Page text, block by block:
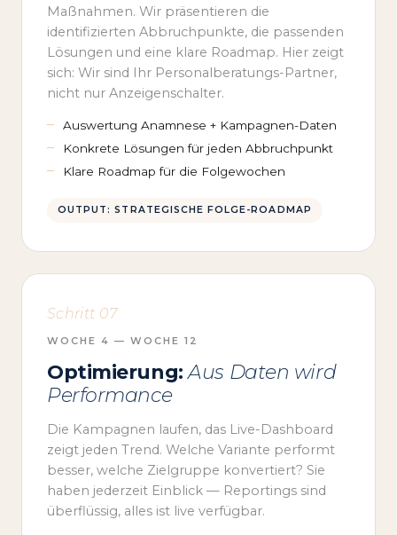
Maßnahmen. Wir präsentieren die
identifizierten Abbruchpunkte, die passenden
Lösungen und eine klare Roadmap. Hier zeigt
sich: Wir sind Ihr Personalberatungs-Partner,
nicht nur Anzeigenschalter.
Auswertung Anamnese + Kampagnen-Daten
Konkrete Lösungen für jeden Abbruchpunkt
Klare Roadmap für die Folgewochen
OUTPUT: STRATEGISCHE FOLGE-ROADMAP
Schritt 07
WOCHE 4 — WOCHE 12
Optimierung:Aus Daten wird
Performance
Die Kampagnen laufen, das Live-Dashboard
zeigt jeden Trend. Welche Variante performt
besser, welche Zielgruppe konvertiert? Sie
haben jederzeit Einblick — Reportings sind
überflüssig, alles ist live verfügbar.